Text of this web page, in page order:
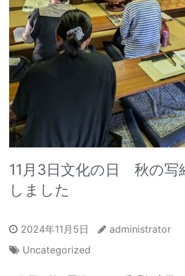
11月3日文化の日 秋の写
しました
2024年11月5日
administrator
Uncategorized